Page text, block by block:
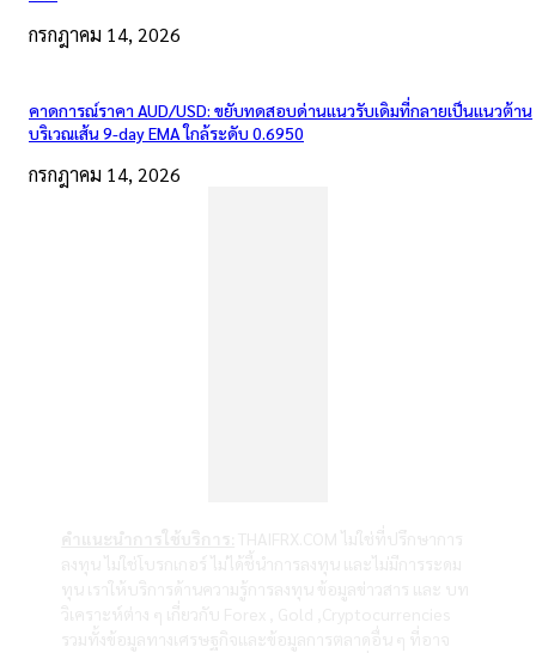
กรกฎาคม 14, 2026
คาดการณ์ราคา AUD/USD: ขยับทดสอบด่านแนวรับเดิมที่กลายเป็นแนวต้าน
บริเวณเส้น 9-day EMA ใกล้ระดับ 0.6950
กรกฎาคม 14, 2026